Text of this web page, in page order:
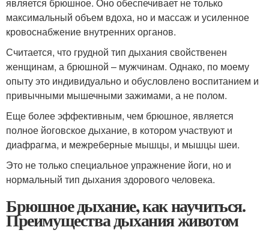
максимальный объем вдоха, но и массаж и усиленное
кровоснабжение внутренних органов.
Считается, что грудной тип дыхания свойственен
женщинам, а брюшной – мужчинам. Однако, по моему
опыту это индивидуально и обусловлено воспитанием и
привычными мышечными зажимами, а не полом.
Еще более эффективным, чем брюшное, является
полное йоговское дыхание, в котором участвуют и
диафрагма, и межреберные мышцы, и мышцы шеи.
Это не только специальное упражнение йоги, но и
нормальный тип дыхания здорового человека.
Брюшное дыхание, как научиться.
Преимущества дыхания животом